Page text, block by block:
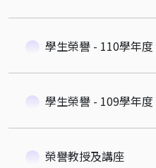
學生榮譽 - 110學年度
學生榮譽 - 109學年度
榮譽教授及講座